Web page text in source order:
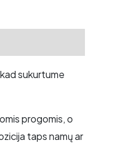
sukurtume
progomis, o
taps namų ar